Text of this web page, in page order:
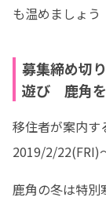
も温めましょう
募集締め切
遊び 鹿角を
移住者が案内す
2019/2/22(FRI)
鹿角の冬は特別